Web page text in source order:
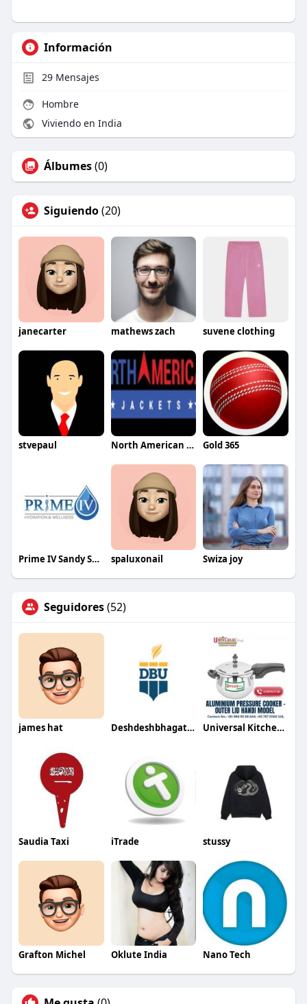
Información
29Mensajes
Hombre
Viviendo en India
Álbumes(0)
Siguiendo(20)
janecarter mathews zach suvene clothing
stvepaul North American Jackets Gold 365
Prime IV Sandy Springs GA spaluxonail Swiza joy
Seguidores(52)
james hat Deshdeshbhagat University Universal Kitchenware
Saudia Taxi iTrade stussy
Grafton Michel Oklute India Nano Tech